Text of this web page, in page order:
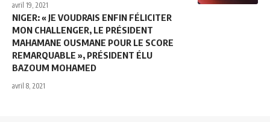
avril 19, 2021
NIGER: « JE VOUDRAIS ENFIN FÉLICITER
MON CHALLENGER, LE PRÉSIDENT
MAHAMANE OUSMANE POUR LE SCORE
REMARQUABLE », PRÉSIDENT ÉLU
BAZOUM MOHAMED
avril 8, 2021